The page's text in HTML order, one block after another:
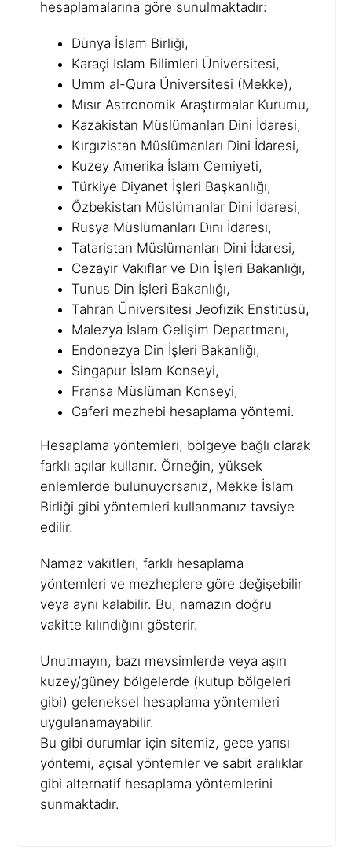
hesaplamalarına göre sunulmaktadır:
Dünya İslam Birliği,
Karaçi İslam Bilimleri Üniversitesi,
Umm al-Qura Üniversitesi (Mekke),
Mısır Astronomik Araştırmalar Kurumu,
Kazakistan Müslümanları Dini İdaresi,
Kırgızistan Müslümanları Dini İdaresi,
Kuzey Amerika İslam Cemiyeti,
Türkiye Diyanet İşleri Başkanlığı,
Özbekistan Müslümanlar Dini İdaresi,
Rusya Müslümanları Dini İdaresi,
Tataristan Müslümanları Dini İdaresi,
Cezayir Vakıflar ve Din İşleri Bakanlığı,
Tunus Din İşleri Bakanlığı,
Tahran Üniversitesi Jeofizik Enstitüsü,
Malezya İslam Gelişim Departmanı,
Endonezya Din İşleri Bakanlığı,
Singapur İslam Konseyi,
Fransa Müslüman Konseyi,
Caferi mezhebi hesaplama yöntemi.
Hesaplama yöntemleri, bölgeye bağlı olarak
farklı açılar kullanır. Örneğin, yüksek
enlemlerde bulunuyorsanız, Mekke İslam
Birliği gibi yöntemleri kullanmanız tavsiye
edilir.
Namaz vakitleri, farklı hesaplama
yöntemleri ve mezheplere göre değişebilir
veya aynı kalabilir. Bu, namazın doğru
vakitte kılındığını gösterir.
Unutmayın, bazı mevsimlerde veya aşırı
kuzey/güney bölgelerde (kutup bölgeleri
gibi) geleneksel hesaplama yöntemleri
uygulanamayabilir.
Bu gibi durumlar için sitemiz, gece yarısı
yöntemi, açısal yöntemler ve sabit aralıklar
gibi alternatif hesaplama yöntemlerini
sunmaktadır.